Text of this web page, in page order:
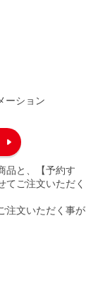
ーション
品と、【予約す
てご注文いただく
注文いただく事が